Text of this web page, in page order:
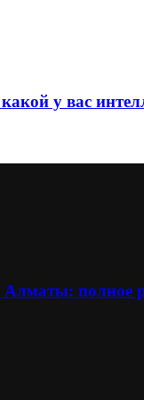
у вас
полное